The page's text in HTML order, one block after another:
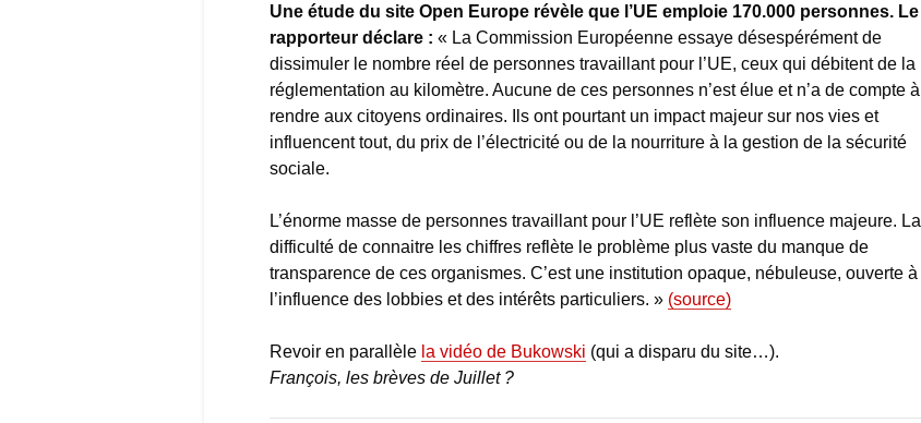
Une étude du site Open Europe révèle que l’UE emploie 170.000 personnes. Le
rapporteur déclare : « La Commission Européenne essaye désespérément de
dissimuler le nombre réel de personnes travaillant pour l’UE, ceux qui débitent de la
réglementation au kilomètre. Aucune de ces personnes n’est élue et n’a de compte à
rendre aux citoyens ordinaires. Ils ont pourtant un impact majeur sur nos vies et
influencent tout, du prix de l’électricité ou de la nourriture à la gestion de la sécurité
sociale.
L’énorme masse de personnes travaillant pour l’UE reflète son influence majeure. La
difficulté de connaitre les chiffres reflète le problème plus vaste du manque de
transparence de ces organismes. C’est une institution opaque, nébuleuse, ouverte à
l’influence des lobbies et des intérêts particuliers. » (source)
Revoir en parallèle la vidéo de Bukowski (qui a disparu du site…).
François, les brèves de Juillet ?